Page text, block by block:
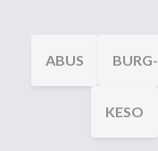
ABUS
KESO